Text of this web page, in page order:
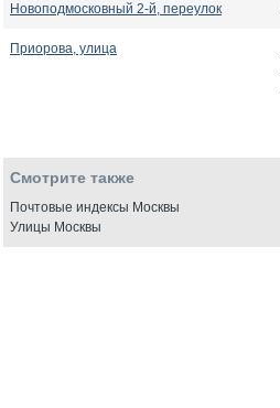
Новоподмосковный 2-й, переулок
Приорова, улица
Смотрите также
Почтовые индексы Москвы
Улицы Москвы